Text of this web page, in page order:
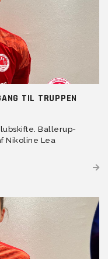
TIL TRUPPEN
Ballerup-
Nikoline Lea